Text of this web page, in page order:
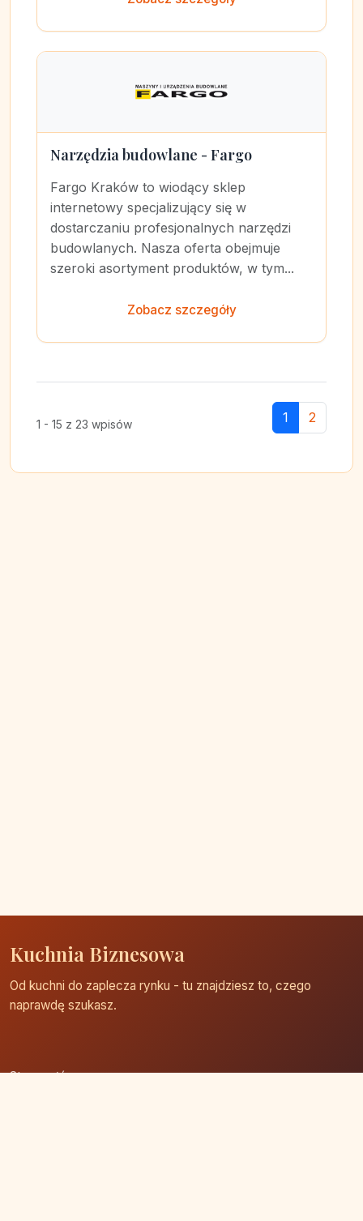
Narzędzia budowlane - Fargo
Fargo Kraków to wiodący sklep
internetowy specjalizujący się w
dostarczaniu profesjonalnych narzędzi
budowlanych. Nasza oferta obejmuje
szeroki asortyment produktów, w tym...
Zobacz szczegóły
1 - 15 z 23 wpisów 1 2
Kuchnia Biznesowa
Od kuchni do zaplecza rynku - tu znajdziesz to, czego
naprawdę szukasz.
Strona główna